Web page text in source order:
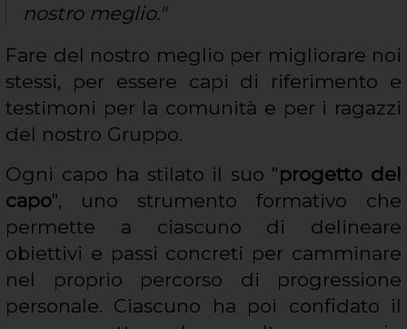
nostro meglio."
Fare del nostro meglio per migliorare noi
stessi, per essere capi di riferimento e
testimoni per la comunità e per i ragazzi
del nostro Gruppo.
Ogni capo ha stilato il suo "progetto del
capo", uno strumento formativo che
permette a ciascuno di delineare
obiettivi e passi concreti per camminare
nel proprio percorso di progressione
personale. Ciascuno ha poi confidato il